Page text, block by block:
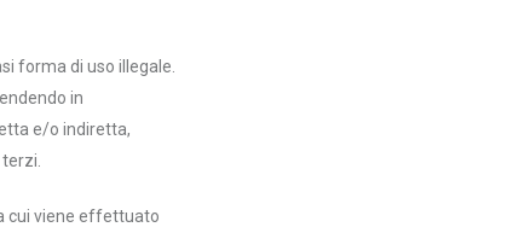
forma di uso illegale.
in
e/o indiretta,
cui viene effettuato